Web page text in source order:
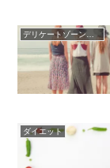
デリケートゾーンケア
ダイエット